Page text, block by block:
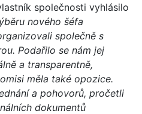
společnosti vyhlásilo
nového šéfa
společně s
Podařilo se nám jej
a transparentně,
měla také opozice.
a pohovorů, pročetli
dokumentů